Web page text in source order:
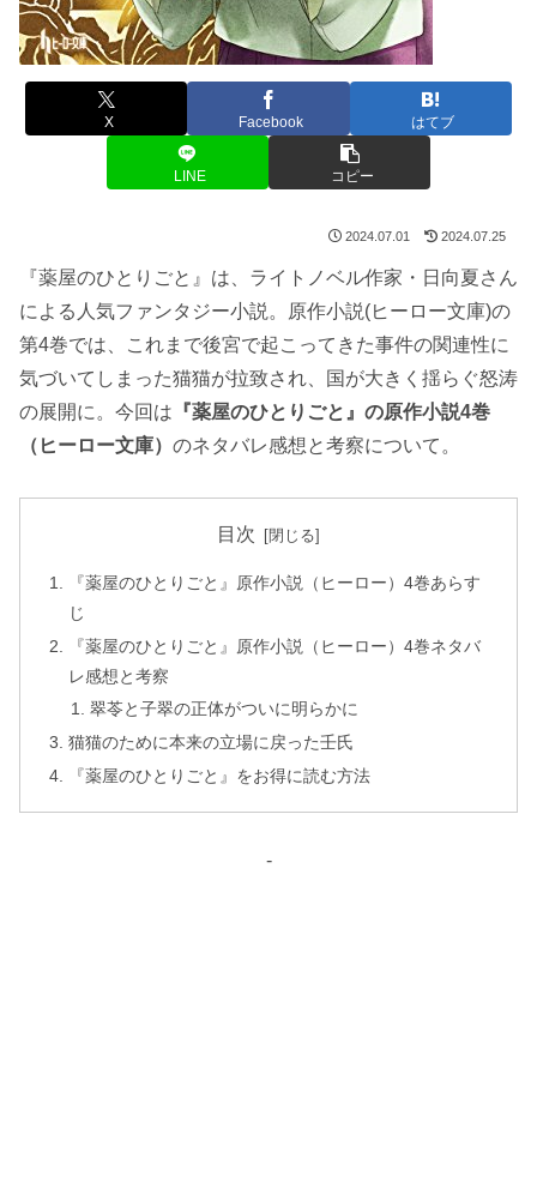
X Facebook はてブ
LINE コピー
2024.07.01 2024.07.25
『薬屋のひとりごと』は、ライトノベル作家・日向夏さん
による人気ファンタジー小説。原作小説(ヒーロー文庫)の
第4巻では、これまで後宮で起こってきた事件の関連性に
気づいてしまった猫猫が拉致され、国が大きく揺らぐ怒涛
の展開に。今回は 『薬屋のひとりごと』の原作小説4巻
（ヒーロー文庫） のネタバレ感想と考察について。
目次
『薬屋のひとりごと』原作小説（ヒーロー）4巻あらす
じ
『薬屋のひとりごと』原作小説（ヒーロー）4巻ネタバ
レ感想と考察
翠苓と子翠の正体がついに明らかに
猫猫のために本来の立場に戻った壬氏
『薬屋のひとりごと』をお得に読む方法
-